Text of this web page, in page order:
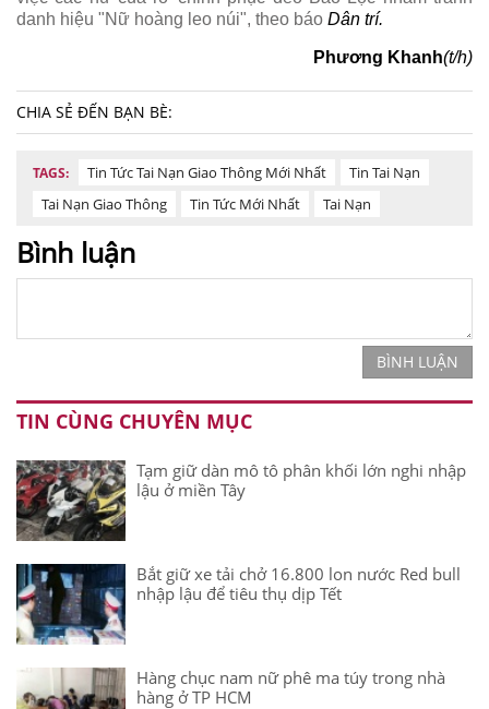
danh hiệu "Nữ hoàng leo núi", theo báo Dân trí.
Phương Khanh(t/h)
CHIA SẺ ĐẾN BẠN BÈ:
TAGS: Tin Tức Tai Nạn Giao Thông Mới Nhất
Tin Tai Nạn
Tai Nạn Giao Thông
Tin Tức Mới Nhất Tai Nạn
Bình luận
BÌNH LUẬN
TIN CÙNG CHUYÊN MỤC
Tạm giữ dàn mô tô phân khối lớn nghi nhập
lậu ở miền Tây
Bắt giữ xe tải chở 16.800 lon nước Red bull
nhập lậu để tiêu thụ dịp Tết
Hàng chục nam nữ phê ma túy trong nhà
hàng ở TP HCM